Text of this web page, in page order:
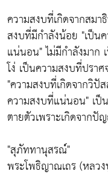
ความสงบที่เกิดจากสมา
สงบที่มีกำลังน้อย "เป็น
แน่นอน"ไม่มีกำลังมาก
โง่ เป็นความสงบที่ปรา
"ความสงบที่เกิดจากวิปั
ความสงบที่แน่นอน" เป็
ตายตัวเพราะเกิดจากปั
"สุภัททานุสรณ์์"
พระโพธิญาณเถร (หลว